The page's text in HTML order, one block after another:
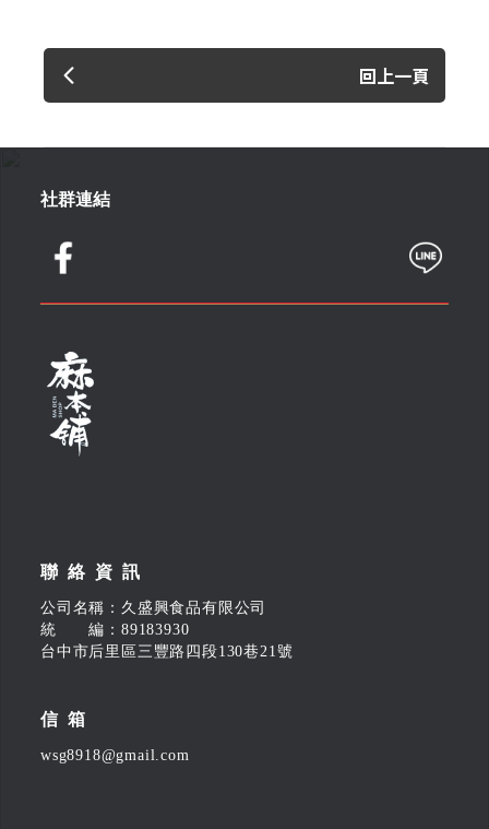
回上一頁
社群連結
聯絡資訊
公司名稱：久盛興食品有限公司
統 編：89183930
台中市后里區三豐路四段130巷21號
信箱
wsg8918@gmail.com